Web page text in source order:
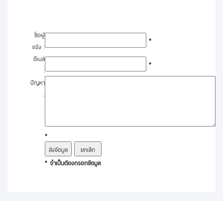
ชื่อผู้
แจ้ง :
*
อีเมล์
:
*
ปัญหา
:
*
* จำเป็นต้องกรอกข้อมูล